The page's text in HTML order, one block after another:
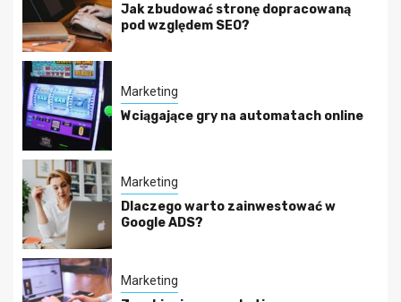
Jak zbudować stronę dopracowaną
pod względem SEO?
Marketing
Wciągające gry na automatach online
Marketing
Dlaczego warto zainwestować w
Google ADS?
Marketing